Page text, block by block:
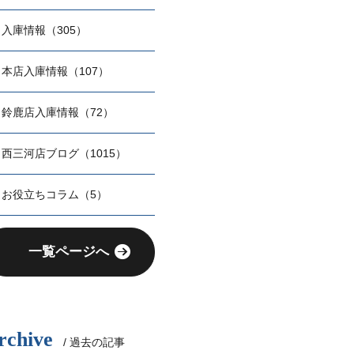
入庫情報（305）
本店入庫情報（107）
鈴鹿店入庫情報（72）
西三河店ブログ（1015）
お役立ちコラム（5）
一覧ページへ
/ 過去の記事